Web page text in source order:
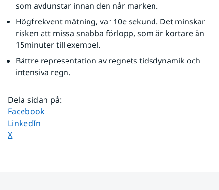
som avdunstar innan den når marken.
Högfrekvent mätning, var 10e sekund. Det minskar
risken att missa snabba förlopp, som är kortare än
15minuter till exempel.
Bättre representation av regnets tidsdynamik och
intensiva regn.
Dela sidan på:
Dela sidan på
Facebook
Dela sidan på
LinkedIn
Dela sidan på
X